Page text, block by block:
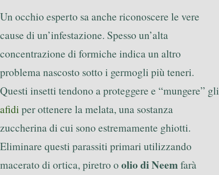
Un occhio esperto sa anche riconoscere le vere
cause di un’infestazione. Spesso un’alta
concentrazione di formiche indica un altro
problema nascosto sotto i germogli più teneri.
Questi insetti tendono a proteggere e “mungere” gli
afidi per ottenere la melata, una sostanza
zuccherina di cui sono estremamente ghiotti.
Eliminare questi parassiti primari utilizzando
macerato di ortica, piretro o olio di Neemfarà